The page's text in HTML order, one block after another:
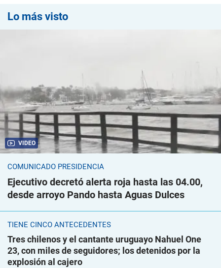
Lo más visto
VIDEO
COMUNICADO PRESIDENCIA
Ejecutivo decretó alerta roja hasta las 04.00,
desde arroyo Pando hasta Aguas Dulces
TIENE CINCO ANTECEDENTES
Tres chilenos y el cantante uruguayo Nahuel One
23, con miles de seguidores; los detenidos por la
explosión al cajero